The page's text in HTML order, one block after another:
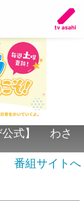
公式】 わさ
番組サイトへ